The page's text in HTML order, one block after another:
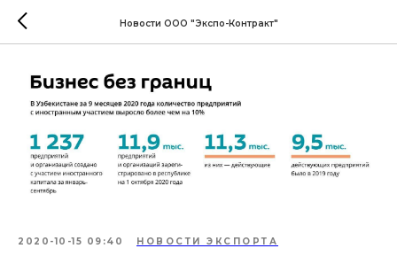
Новости ООО "Экспо-Контракт"
2020-10-15 09:40 НОВОСТИ ЭКСПОРТА